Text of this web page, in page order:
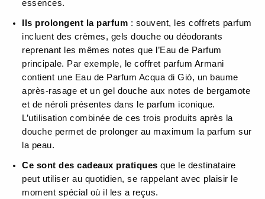
essences.
Ils prolongent la parfum : souvent, les coffrets parfum
incluent des crèmes, gels douche ou déodorants
reprenant les mêmes notes que l’Eau de Parfum
principale. Par exemple, le coffret parfum Armani
contient une Eau de Parfum Acqua di Giò, un baume
après-rasage et un gel douche aux notes de bergamote
et de néroli présentes dans le parfum iconique.
L’utilisation combinée de ces trois produits après la
douche permet de prolonger au maximum la parfum sur
la peau.
Ce sont des cadeaux pratiques que le destinataire
peut utiliser au quotidien, se rappelant avec plaisir le
moment spécial où il les a reçus.